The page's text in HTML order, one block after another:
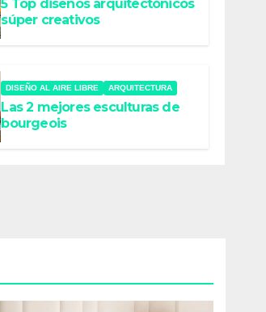
5 Top diseños arquitectónicos
súper creativos
DISEÑO AL AIRE LIBRE ARQUITECTURA
Las 2 mejores esculturas de
bourgeois